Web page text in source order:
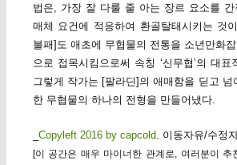
법은, 가장 잘 다룰 줄 아는 장르 요소를 간
매체 요건에 적응하여 환골탈태시키는 것
불패]도 애초에 무협물의 전통을 소년만화
으로 접목시킴으로써 속칭 ‘신무협’의 대표
그렇게 작가는 [팔라딘]의 애매함을 딛고 넘
한 무협물의 하나의 전형을 만들어냈다.
Copyleft 2016 by capcold . 이동자유/수정
[이 공간은 매우 마이너한 관계로, 여러분이 추